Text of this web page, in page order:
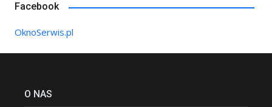
Facebook
OknoSerwis.pl
O NAS